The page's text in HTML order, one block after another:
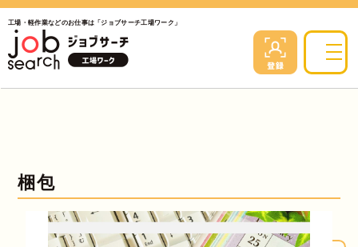
工場・軽作業などのお仕事は「ジョブサーチ工場ワーク」
梱包